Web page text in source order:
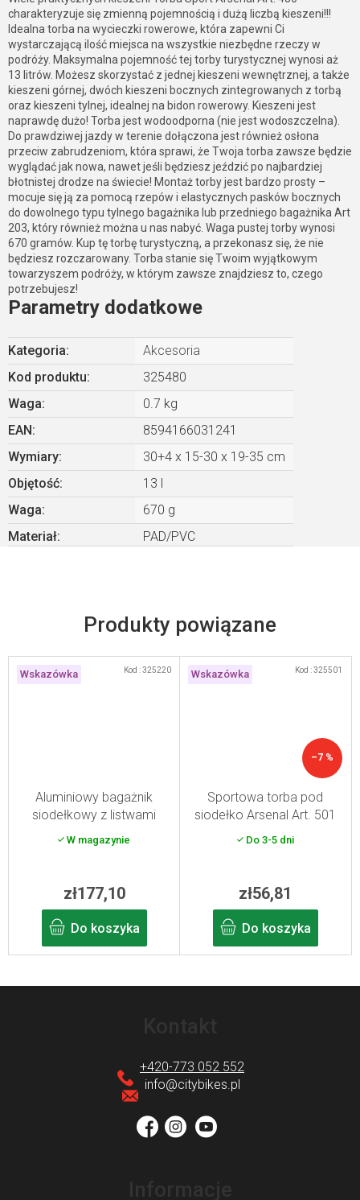
Produkty powiązane
Wskazówka
Aluminiowy bagażnik
siodełkowy z listwami
bocznymi, czarny, Art. 220
W magazynie
zł177,10
Do koszyka
Kod :325220 Wskazówka
–7 %
Sportowa torba pod
siodełko Arsenal Art. 501
Do 3-5 dni
zł56,81
Do koszyka
Kod :325501
charakteryzuje się zmienną pojemnością i dużą liczbą kieszeni!!!
Idealna torba na wycieczki rowerowe, która zapewni Ci
wystarczającą ilość miejsca na wszystkie niezbędne rzeczy w
podróży. Maksymalna pojemność tej torby turystycznej wynosi aż
13 litrów. Możesz skorzystać z jednej kieszeni wewnętrznej, a także
kieszeni górnej, dwóch kieszeni bocznych zintegrowanych z torbą
oraz kieszeni tylnej, idealnej na bidon rowerowy. Kieszeni jest
naprawdę dużo! Torba jest wodoodporna (nie jest wodoszczelna).
Do prawdziwej jazdy w terenie dołączona jest również osłona
przeciw zabrudzeniom, która sprawi, że Twoja torba zawsze będzie
wyglądać jak nowa, nawet jeśli będziesz jeździć po najbardziej
błotnistej drodze na świecie! Montaż torby jest bardzo prosty –
mocuje się ją za pomocą rzepów i elastycznych pasków bocznych
do dowolnego typu tylnego bagażnika lub przedniego bagażnika Art
203, który również można u nas nabyć. Waga pustej torby wynosi
670 gramów. Kup tę torbę turystyczną, a przekonasz się, że nie
będziesz rozczarowany. Torba stanie się Twoim wyjątkowym
towarzyszem podróży, w którym zawsze znajdziesz to, czego
potrzebujesz!
Parametry dodatkowe
Kategoria:
Akcesoria
Kod produktu:
325480
Waga:
0.7 kg
EAN:
8594166031241
Wymiary:
30+4 x 15-30 x 19-35 cm
Objętość:
13 l
Waga:
670 g
Materiał: PAD/PVC
info@citybikes.pl
+420-773 052 552